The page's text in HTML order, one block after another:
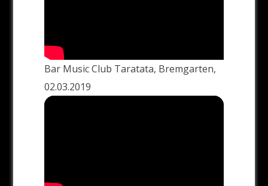
Bar Music Club Taratata, Bremgarten,
02.03.2019